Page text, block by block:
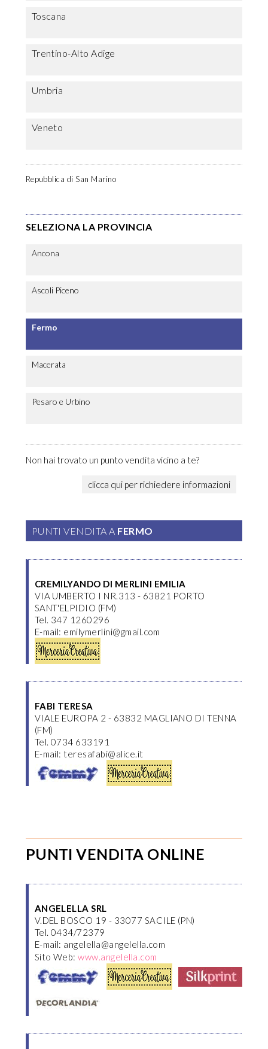
Toscana
Trentino-Alto Adige
Umbria
Veneto
Repubblica di San Marino
SELEZIONA LA PROVINCIA
Ancona
Ascoli Piceno
Fermo
Macerata
Pesaro e Urbino
Non hai trovato un punto vendita vicino a te?
clicca qui per richiedere informazioni
PUNTI VENDITA A FERMO
CREMILYANDO DI MERLINI EMILIA
VIA UMBERTO I NR.313 - 63821 PORTO
SANT'ELPIDIO (FM)
Tel. 347 1260296
E-mail: emilymerlini@gmail.com
FABI TERESA
VIALE EUROPA 2 - 63832 MAGLIANO DI TENNA
(FM)
Tel. 0734 633191
E-mail: teresafabi@alice.it
PUNTI VENDITA ONLINE
ANGELELLA SRL
V.DEL BOSCO 19 - 33077 SACILE (PN)
Tel. 0434/72379
E-mail: angelella@angelella.com
Sito Web:www.angelella.com